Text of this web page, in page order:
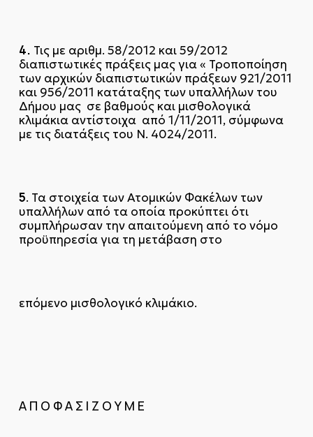
4. Τις με αριθμ. 58/2012 και 59/2012
διαπιστωτικές πράξεις μας για « Τροποποίηση
των αρχικών διαπιστωτικών πράξεων 921/2011
και 956/2011 κατάταξης των υπαλλήλων του
Δήμου μας σε βαθμούς και μισθολογικά
κλιμάκια αντίστοιχα από 1/11/2011, σύμφωνα
με τις διατάξεις του Ν. 4024/2011.
5. Τα στοιχεία των Ατομικών Φακέλων των
υπαλλήλων από τα οποία προκύπτει ότι
συμπλήρωσαν την απαιτούμενη από το νόμο
προϋπηρεσία για τη μετάβαση στο
επόμενο μισθολογικό κλιμάκιο.
Α Π Ο Φ Α Σ Ι Ζ Ο Υ Μ Ε